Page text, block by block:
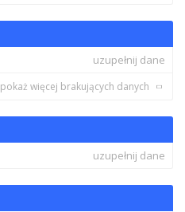
uzupełnij dane
pokaż więcej brakujących danych
uzupełnij dane